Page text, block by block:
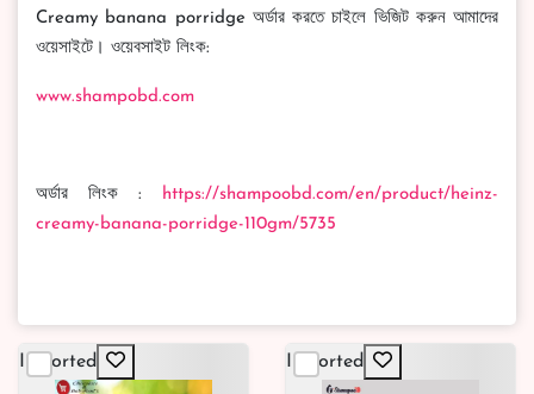
Creamy banana porridge অর্ডার করতে চাইলে ভিজিট করুন আমাদের
ওয়েসাইটে। ওয়েবসাইট লিংক:
www.shampobd.com
অর্ডার লিংক : https://shampoobd.com/en/product/heinz-
creamy-banana-porridge-110gm/5735
Imported Imported